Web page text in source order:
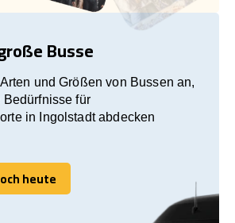
Busse
und Größen von Bussen an,
für
in Ingolstadt abdecken
heute
heute